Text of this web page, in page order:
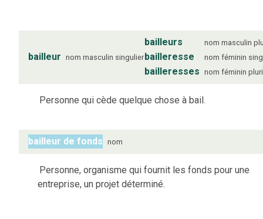
bailleur nom masculin singulier
bailleurs nom masculin
bailleresse nom féminin
bailleresses nom féminin
Personne qui cède quelque chose à bail.
bailleur de fonds nom
Personne, organisme qui fournit les fonds pour une
entreprise, un projet déterminé.